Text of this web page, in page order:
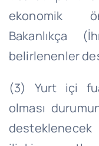
ekonomik
Bakanlıkça
belirlenenler
(3) Yurt içi
olması